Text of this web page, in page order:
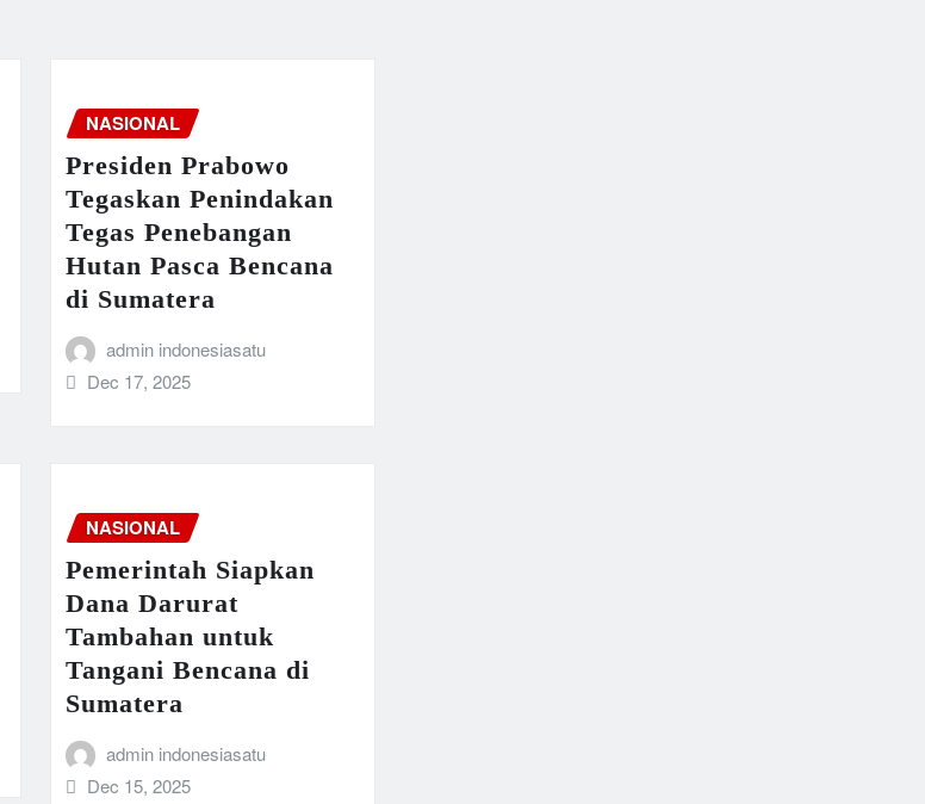
NASIONAL
Presiden Prabowo
Tegaskan Penindakan
Tegas Penebangan
Hutan Pasca Bencana
di Sumatera
admin indonesiasatu
Dec 17, 2025
NASIONAL
Pemerintah Siapkan
Dana Darurat
Tambahan untuk
Tangani Bencana di
Sumatera
admin indonesiasatu
Dec 15, 2025